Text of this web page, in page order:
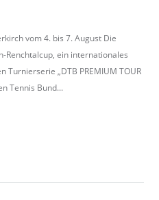
vom 4. bis 7. August Die
Renchtalcup, ein internationales
„DTB PREMIUM TOUR
Tennis Bund...